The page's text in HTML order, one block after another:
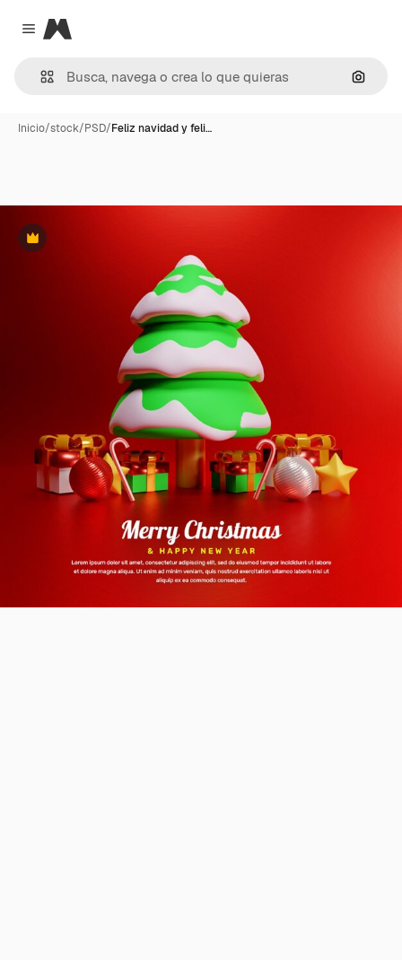
Close menu
Magnific
Inicio/stock/PSD/Feliz navidad y feli…
Premium